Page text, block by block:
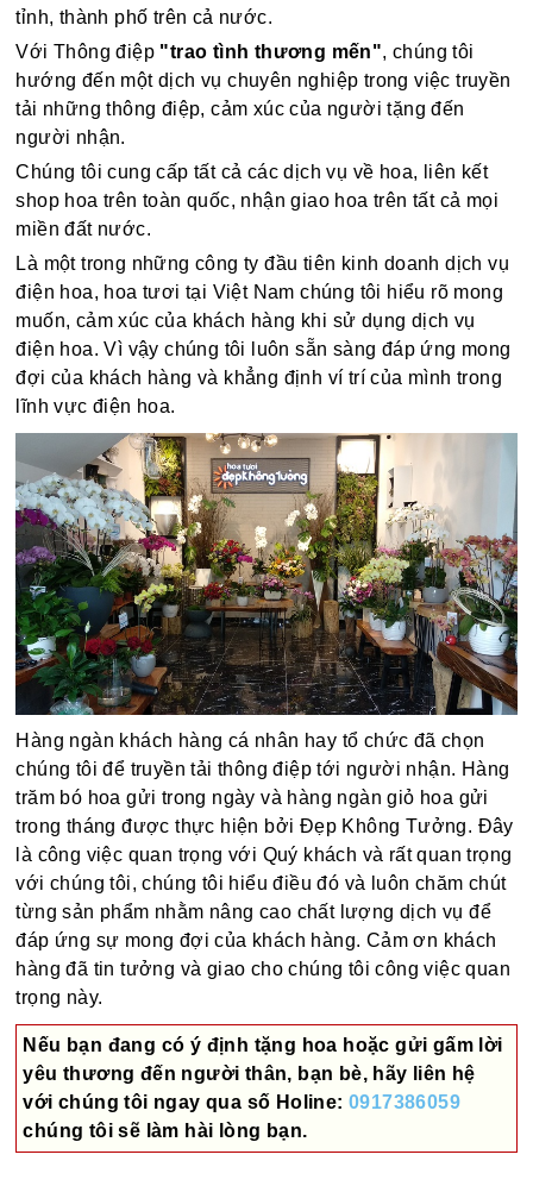
tỉnh, thành phố trên cả nước.
Với Thông điệp "trao tình thương mến", chúng tôi
hướng đến một dịch vụ chuyên nghiệp trong việc truyền
tải những thông điệp, cảm xúc của người tặng đến
người nhận.
Chúng tôi cung cấp tất cả các dịch vụ về hoa, liên kết
shop hoa trên toàn quốc, nhận giao hoa trên tất cả mọi
miền đất nước.
Là một trong những công ty đầu tiên kinh doanh dịch vụ
điện hoa, hoa tươi tại Việt Nam chúng tôi hiểu rõ mong
muốn, cảm xúc của khách hàng khi sử dụng dịch vụ
điện hoa. Vì vậy chúng tôi luôn sẵn sàng đáp ứng mong
đợi của khách hàng và khẳng định ví trí của mình trong
lĩnh vực điện hoa.
Hàng ngàn khách hàng cá nhân hay tổ chức đã chọn
chúng tôi để truyền tải thông điệp tới người nhận. Hàng
trăm bó hoa gửi trong ngày và hàng ngàn giỏ hoa gửi
trong tháng được thực hiện bởi Đẹp Không Tưởng. Đây
là công việc quan trọng với Quý khách và rất quan trọng
với chúng tôi, chúng tôi hiểu điều đó và luôn chăm chút
từng sản phẩm nhằm nâng cao chất lượng dịch vụ để
đáp ứng sự mong đợi của khách hàng. Cảm ơn khách
hàng đã tin tưởng và giao cho chúng tôi công việc quan
trọng này.
Nếu bạn đang có ý định tặng hoa hoặc gửi gấm lời
yêu thương đến người thân, bạn bè, hãy liên hệ
với chúng tôi ngay qua số Holine:0917386059
chúng tôi sẽ làm hài lòng bạn.